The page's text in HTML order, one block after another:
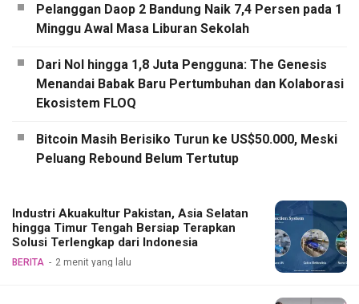
Pelanggan Daop 2 Bandung Naik 7,4 Persen pada 1
Minggu Awal Masa Liburan Sekolah
Dari Nol hingga 1,8 Juta Pengguna: The Genesis
Menandai Babak Baru Pertumbuhan dan Kolaborasi
Ekosistem FLOQ
Bitcoin Masih Berisiko Turun ke US$50.000, Meski
Peluang Rebound Belum Tertutup
Industri Akuakultur Pakistan, Asia Selatan
hingga Timur Tengah Bersiap Terapkan
Solusi Terlengkap dari Indonesia
BERITA 2 menit yang lalu